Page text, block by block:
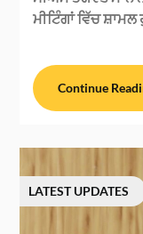
ਮੀਟਿੰਗਾਂ ਵਿੱਚ
Continue
LATEST UPDATES